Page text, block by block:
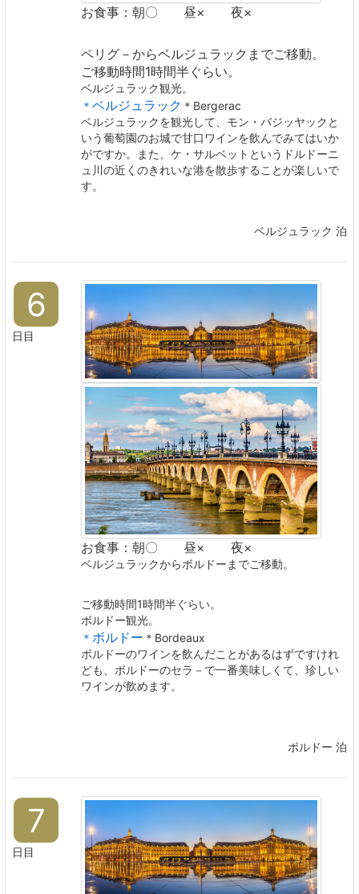
お食事：朝〇 昼× 夜×
ペリグ－からベルジュラックまでご移動。
ご移動時間1時間半ぐらい。
ベルジュラック観光。
＊ ベルジュラック ＊Bergerac
ベルジュラックを観光して、モン・バジッヤックと
いう葡萄園のお城で甘口ワインを飲んでみてはいか
がですか。また、ケ・サルベットというドルドーニ
ュ川の近くのきれいな港を散歩することが楽しいで
す。
ベルジュラック 泊
6
日目
お食事：朝〇 昼× 夜×
ベルジュラックからボルドーまでご移動。
ご移動時間1時間半ぐらい。
ボルドー観光。
＊ ボルドー ＊Bordeaux
ボルドーのワインを飲んだことがあるはずですけれ
ども、ボルドーのセラ－で一番美味しくて、珍しい
ワインが飲めます。
ボルドー 泊
7
日目